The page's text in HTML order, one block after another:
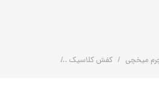
میخچی کفش کلاسیک